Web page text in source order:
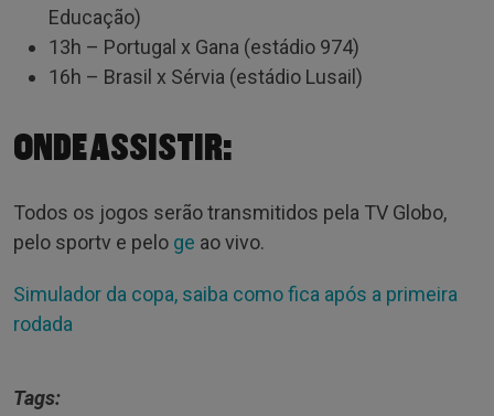
Educação)
13h – Portugal x Gana (estádio 974)
16h – Brasil x Sérvia (estádio Lusail)
ONDE ASSISTIR:
Todos os jogos serão transmitidos pela TV Globo,
pelo sportv e pelo ge ao vivo.
Simulador da copa, saiba como fica após a primeira
rodada
Tags: